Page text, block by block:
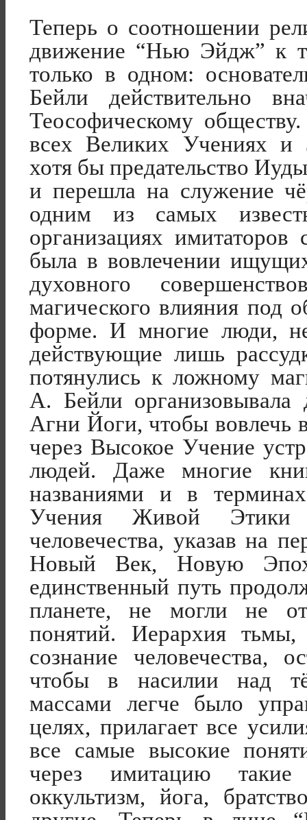
Теперь о соотношении
движение “Нью Эйдж” к
только в одном:
Бейли действительно
Теософическому
всех Великих Учениях и
хотя бы предательство
и перешла на служение
одним из самых
организациях
была в вовлечении
духовного
магического влияния под
форме. И многие люди,
действующие лишь
потянулись к ложному
А. Бейли
Агни Йоги, чтобы вовлечь
через Высокое Учение
людей. Даже многие
названиями и в
Учения Живой Этики
человечества, указав на
Новый Век, Новую
единственный путь
планете, не могли не
понятий. Иерархия
сознание человечества,
чтобы в насилии над
массами легче было
целях, прилагает все
все самые высокие
через имитацию
оккультизм, йога,